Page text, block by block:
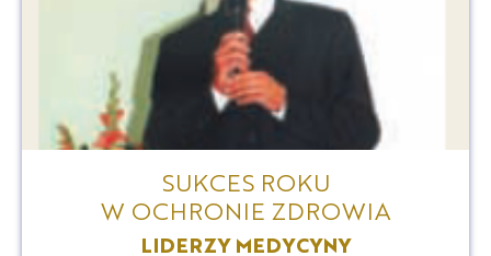
SUKCES ROKU
W OCHRONIE ZDROWIA
LIDERZY MEDYCYNY